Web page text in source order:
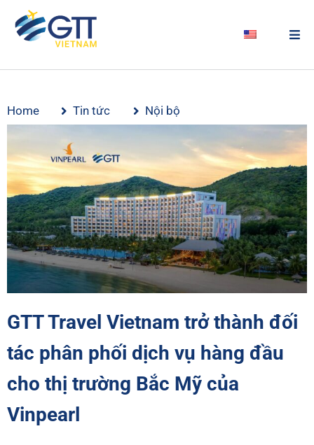
Home Tin tức Nội bộ
GTT Travel Vietnam trở thành đối
tác phân phối dịch vụ hàng đầu
cho thị trường Bắc Mỹ của
Vinpearl